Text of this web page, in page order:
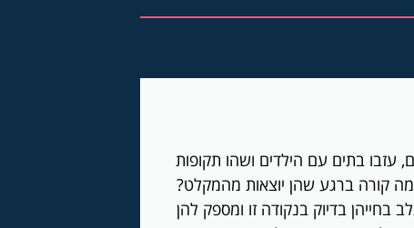
עזבו בתים עם הילדים ושהו תקופות
קורה ברגע שהן יוצאות מהמקלט?
בחייהן בדיוק בנקודה זו ומספק להן